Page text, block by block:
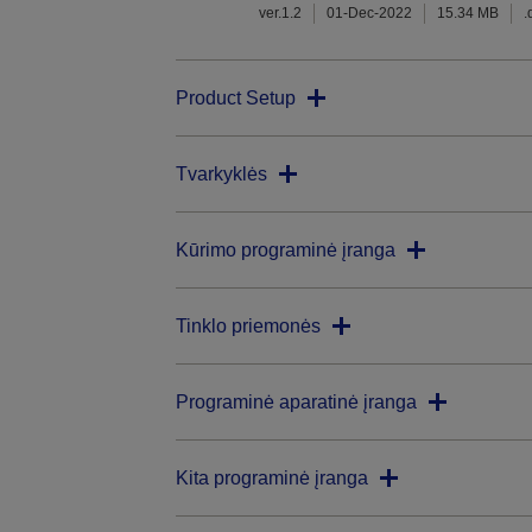
ver.1.2 01-Dec-2022 15.34 MB
Product Setup
Tvarkyklės
Kūrimo programinė įranga
Tinklo priemonės
Programinė aparatinė įranga
Kita programinė įranga